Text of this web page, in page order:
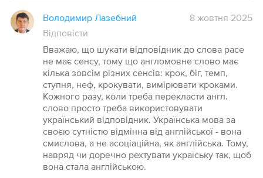
Володимир Лазебний
8 жовтня 2025
Відповісти
Вважаю, що шукати відповідник до слова pace
не має сенсу, тому що англомовне слово має
кілька зовсім різних сенсів: крок, біг, темп,
ступня, неф, крокувати, вимірювати кроками.
Кожного разу, коли треба перекласти англ.
слово просто треба використовувати
український відповідник. Українська мова за
своєю сутністю відмінна від англійської - вона
смислова, а не асоціаційна, як англійська. Тому,
навряд чи доречно рехтувати україську так, щоб
вона стала англійською.